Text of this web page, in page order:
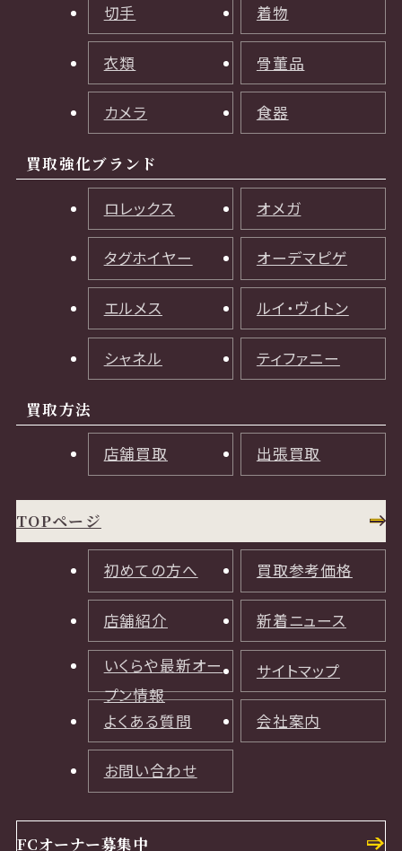
切手 着物
衣類 骨董品
カメラ 食器
買取強化ブランド
ロレックス オメガ
タグホイヤー オーデマピゲ
エルメス ルイ・ヴィトン
シャネル ティファニー
買取方法
店舗買取 出張買取
TOPページ
初めての方へ 買取参考価格
店舗紹介 新着ニュース
いくらや最新オー
プン情報
サイトマップ
よくある質問 会社案内
お問い合わせ
FCオーナー募集中